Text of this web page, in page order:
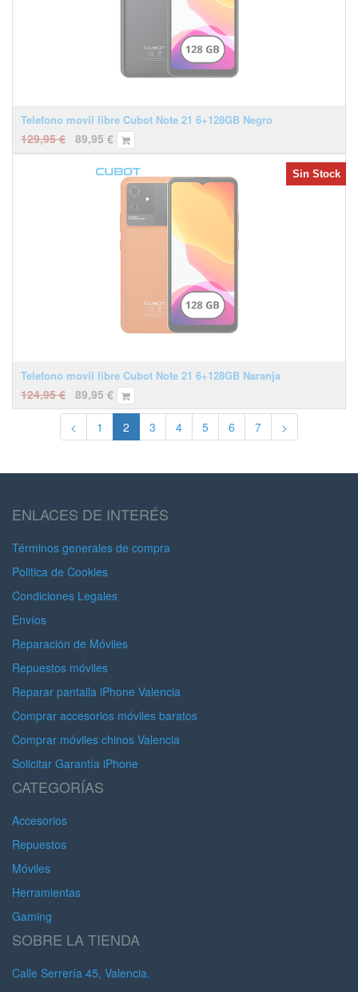
Telefono movil libre Cubot Note 21 6+128GB Negro
129,95€ 89,95 €
Telefono movil libre Cubot Note 21 6+128GB Naranja
124,95€ 89,95 €
Sin Stock
< 1 2 3 4 5 6 7 >
ENLACES DE INTERÉS
Términos generales de compra
Politica de Cookies
Condiciones Legales
Envíos
Reparación de Móviles
Repuestos móviles
Reparar pantalla iPhone Valencia
Comprar accesorios móviles baratos
Comprar móviles chinos Valencia
Solicitar Garantía iPhone
CATEGORÍAS
Accesorios
Repuestos
Móviles
Herramientas
Gaming
SOBRE LA TIENDA
Calle Serrería 45, Valencia.